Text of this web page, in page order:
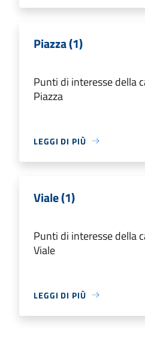
Piazza (1)
Punti di interesse della
Piazza
LEGGI DI PIÙ
Viale (1)
Punti di interesse della
Viale
LEGGI DI PIÙ